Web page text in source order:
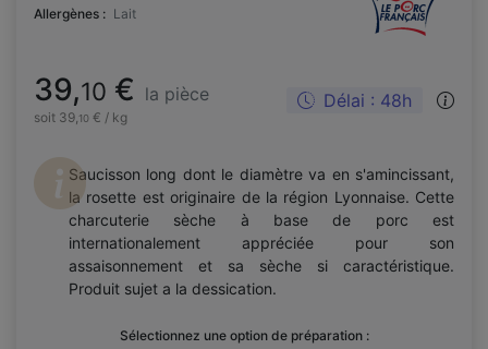
Allergènes : Lait
39,10 € la pièce
soit 39,10 € / kg
Délai : 48h
Saucisson long dont le diamètre va en s'amincissant,
la rosette est originaire de la région Lyonnaise. Cette
charcuterie sèche à base de porc est
internationalement appréciée pour son
assaisonnement et sa sèche si caractéristique.
Produit sujet a la dessication.
Sélectionnez une option de préparation :